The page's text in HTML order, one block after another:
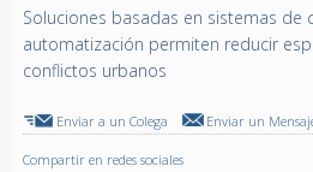
Soluciones basadas en sistemas de
automatización permiten reducir
conflictos urbanos
Enviar a un Colega Enviar un
Compartir en redes sociales